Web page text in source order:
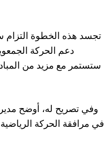
تجسد هذه الخطوة
دعم الحركة
ستستمر مع مزيد من
وفي تصريح له، أوضح مدير
في مرافقة الحركة